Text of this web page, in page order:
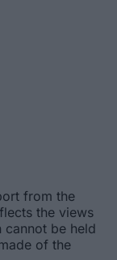
from the
the views
cannot be held
of the